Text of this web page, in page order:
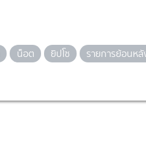
น็อต ยิปโซ รายการย้อนหลั